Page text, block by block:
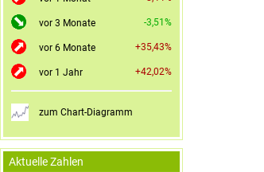
vor 3 Monate -3,51%
vor 6 Monate +35,43%
vor 1 Jahr +42,02%
zum Chart-Diagramm
Aktuelle Zahlen